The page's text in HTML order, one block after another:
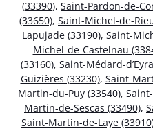
(33390), Saint-Pardon-de-
(33650), Saint-Michel-de-
Lapujade (33190), Saint-
Michel-de-Castelnau
(33160), Saint-Médard-
Guizières (33230), Saint-
Martin-du-Puy (33540),
Martin-de-Sescas (33490),
Saint-Martin-de-Laye